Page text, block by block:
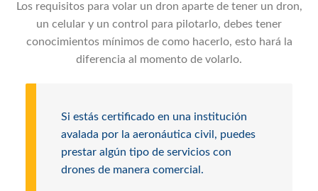
Los requisitos para volar un dron aparte de tener un dron,
un celular y un control para pilotarlo, debes tener
conocimientos mínimos de como hacerlo, esto hará la
diferencia al momento de volarlo.
Si estás certificado en una institución
avalada por la aeronáutica civil, puedes
prestar algún tipo de servicios con
drones de manera comercial.